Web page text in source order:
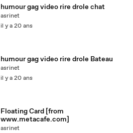
humour gag video rire drole chat
asrinet
il y a 20 ans
humour gag video rire drole Bateau
asrinet
il y a 20 ans
Floating Card [from
www.metacafe.com]
asrinet